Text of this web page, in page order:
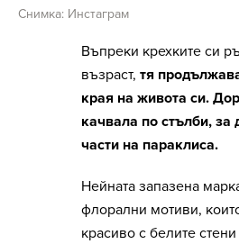
Снимка: Инстаграм
Въпреки крехките си
възраст, тя
края на живота си.
качвала по стълби, за
части на параклиса.
Нейната запазена
флорални мотиви,
красиво с белите